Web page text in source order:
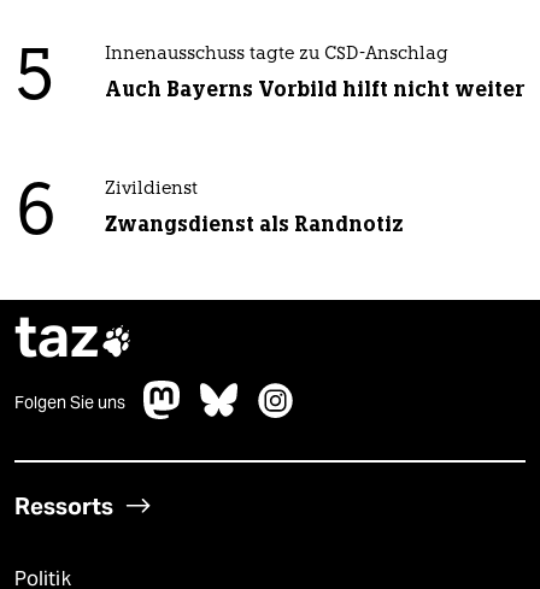
5 Innenausschuss tagte zu CSD-Anschlag
Auch Bayerns Vorbild hilft nicht weiter
6 Zivildienst
Zwangsdienst als Randnotiz
taz
Folgen Sie uns
Ressorts
Politik